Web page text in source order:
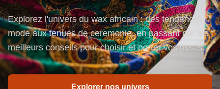
Explorez l'univers du wax africain : des tendances
mode aux tenues de ceremonie, en passant par les
meilleurs conseils pour choisir et porter vos tissus.
Explorer nos univers